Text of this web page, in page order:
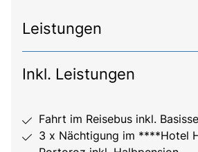
Leistungen
Inkl. Leistungen
Fahrt im Reisebus inkl.
3 x Nächtigung im ****Hotel